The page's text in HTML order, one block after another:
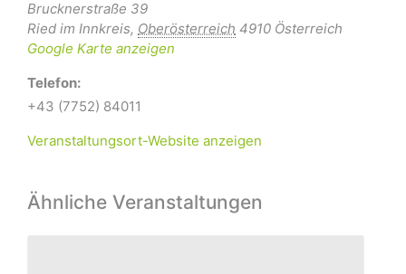
Brucknerstraße 39
Ried im Innkreis, Oberösterreich 4910 Österreich
Google Karte anzeigen
Telefon:
+43 (7752) 84011
Veranstaltungsort-Website anzeigen
Ähnliche Veranstaltungen